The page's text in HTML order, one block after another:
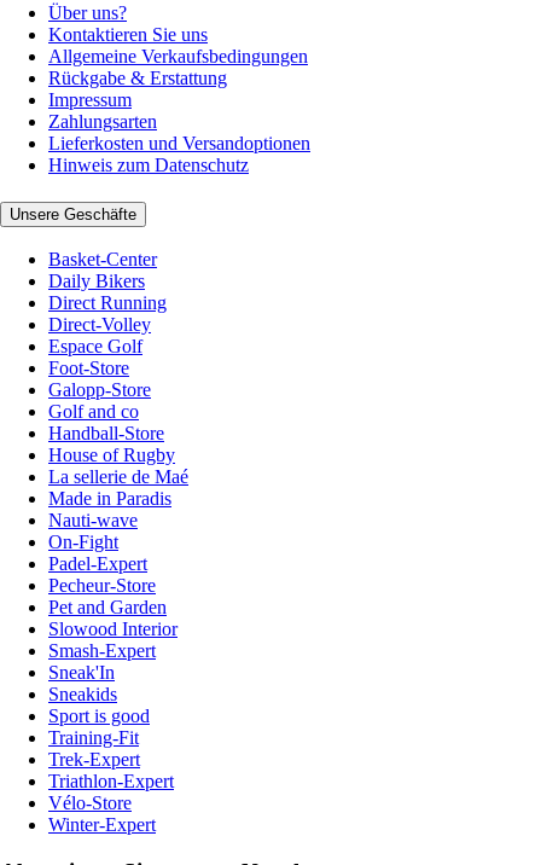
Über uns?
Kontaktieren Sie uns
Allgemeine Verkaufsbedingungen
Rückgabe & Erstattung
Impressum
Zahlungsarten
Lieferkosten und Versandoptionen
Hinweis zum Datenschutz
Unsere Geschäfte
Basket-Center
Daily Bikers
Direct Running
Direct-Volley
Espace Golf
Foot-Store
Galopp-Store
Golf and co
Handball-Store
House of Rugby
La sellerie de Maé
Made in Paradis
Nauti-wave
On-Fight
Padel-Expert
Pecheur-Store
Pet and Garden
Slowood Interior
Smash-Expert
Sneak'In
Sneakids
Sport is good
Training-Fit
Trek-Expert
Triathlon-Expert
Vélo-Store
Winter-Expert